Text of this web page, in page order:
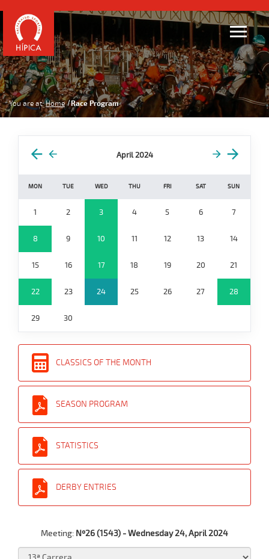
You are at: Home Race Program
April 2024
MON TUE WED THU FRI SAT SUN
1 2 3 4 5 6 7
8 9 10 11 12 13 14
15 16 17 18 19 20 21
22 23 24 25 26 27 28
29 30
CLASSICS OF THE MONTH
SEASON PROGRAM
STATISTICS
DERBY ENTRIES
Meeting: Nº26 (1543) - Wednesday 24, April 2024